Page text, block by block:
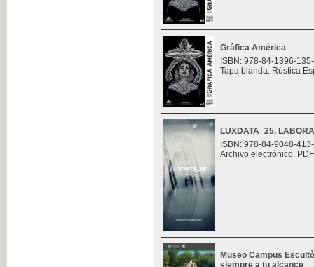
Gráfica América
ISBN: 978-84-1396-
Tapa blanda. Rústica
LUXDATA_25.
ISBN: 978-84-9048-
Archivo electrónico.
Museo Campus
siempre a tu alcance